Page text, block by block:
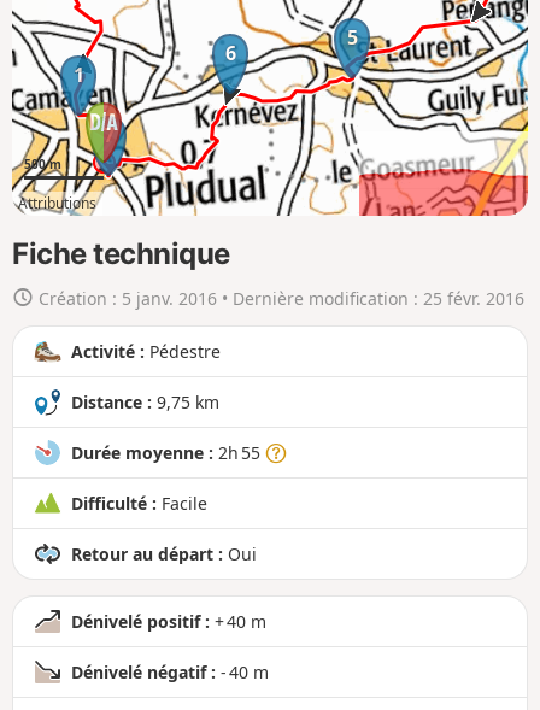
a
c
a
r
t
e
e
n
r
n
d
1
5
6
7
500 m
Attributions
Fiche technique
Création : 5 janv. 2016• Dernière modification : 25 févr. 2016
Activité : Pédestre
Distance : 9,75 km
Durée moyenne : 2h 55
Difficulté : Facile
Retour au départ : Oui
Dénivelé positif : + 40 m
Dénivelé négatif : - 40 m